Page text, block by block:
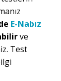
E-Nabız
ve
Test